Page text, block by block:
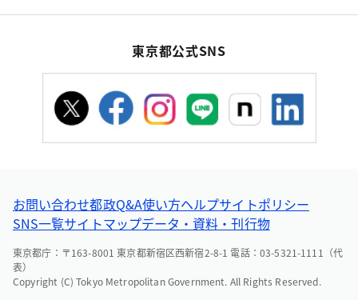
東京都公式SNS
お問い合わせ都政Q&A使い方ヘルプサイトポリシー
SNS一覧サイトマップデータ・資料・刊行物
東京都庁：〒163-8001 東京都新宿区西新宿2-8-1 電話：03-5321-1111（代
表）
Copyright (C) Tokyo Metropolitan Government. All Rights Reserved.